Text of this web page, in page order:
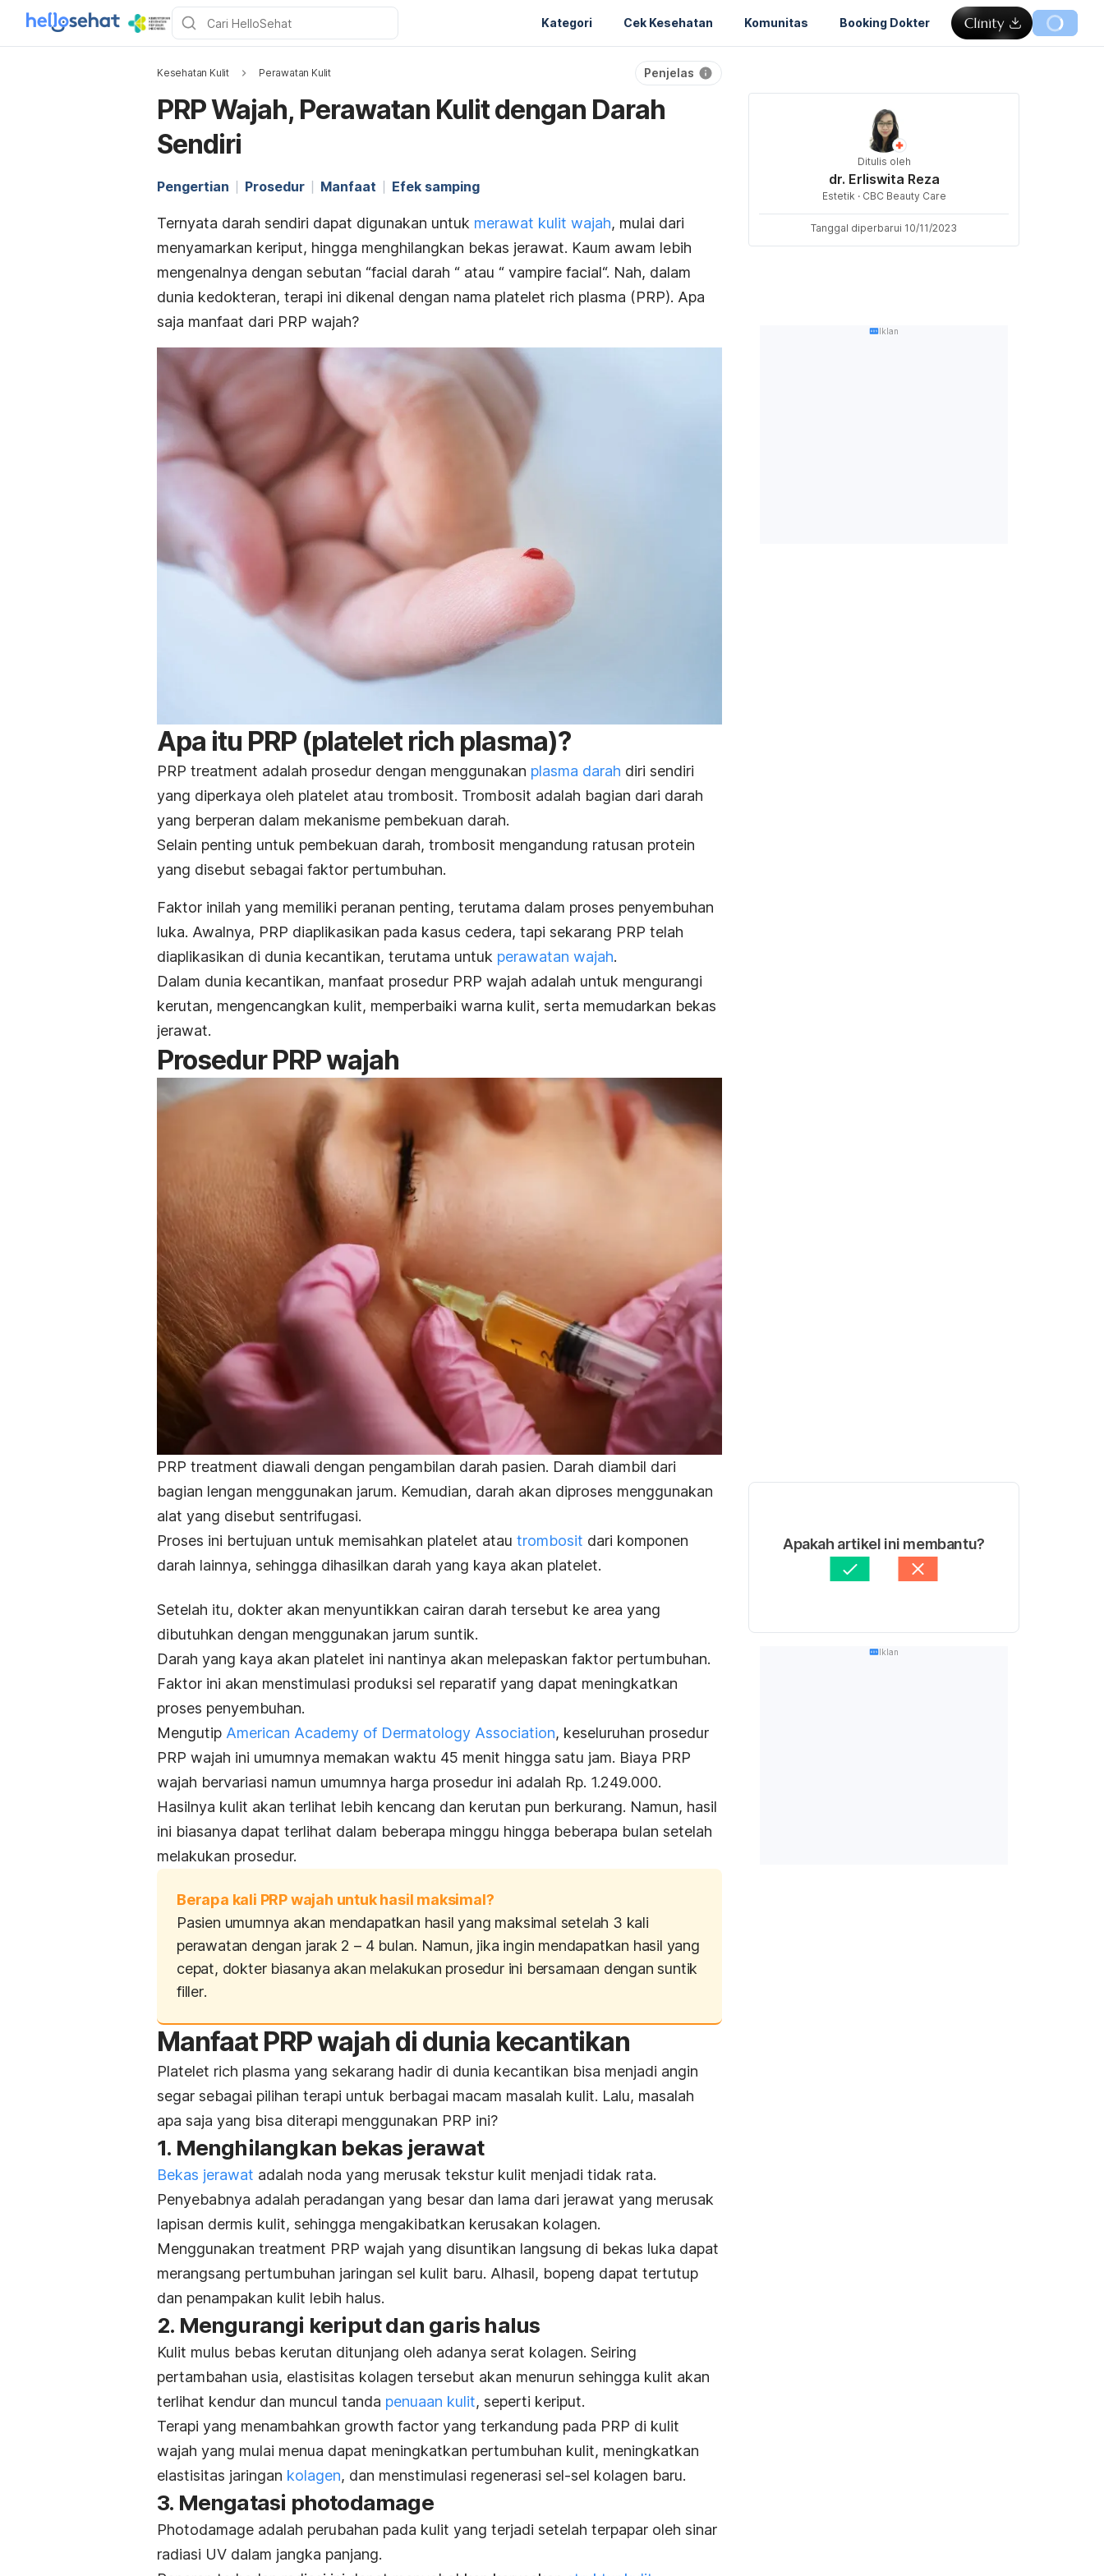
Kategori Cek Kesehatan Komunitas Booking Dokter
Kesehatan Kulit Perawatan Kulit Penjelas
PRP Wajah, Perawatan Kulit dengan Darah
Sendiri
Pengertian Prosedur Manfaat Efek samping
Ternyata darah sendiri dapat digunakan untuk merawat kulit wajah, mulai dari
menyamarkan keriput, hingga menghilangkan bekas jerawat. Kaum awam lebih
mengenalnya dengan sebutan “facial darah “ atau “ vampire facial“. Nah, dalam
dunia kedokteran, terapi ini dikenal dengan nama platelet rich plasma (PRP). Apa
saja manfaat dari PRP wajah?
Apa itu PRP (platelet rich plasma)?
PRP treatment adalah prosedur dengan menggunakan plasma darah diri sendiri
yang diperkaya oleh platelet atau trombosit. Trombosit adalah bagian dari darah
yang berperan dalam mekanisme pembekuan darah.
Selain penting untuk pembekuan darah, trombosit mengandung ratusan protein
yang disebut sebagai faktor pertumbuhan.
Faktor inilah yang memiliki peranan penting, terutama dalam proses penyembuhan
luka. Awalnya, PRP diaplikasikan pada kasus cedera, tapi sekarang PRP telah
diaplikasikan di dunia kecantikan, terutama untuk perawatan wajah.
Dalam dunia kecantikan, manfaat prosedur PRP wajah adalah untuk mengurangi
kerutan, mengencangkan kulit, memperbaiki warna kulit, serta memudarkan bekas
jerawat.
Prosedur PRP wajah
PRP treatment diawali dengan pengambilan darah pasien. Darah diambil dari
bagian lengan menggunakan jarum. Kemudian, darah akan diproses menggunakan
alat yang disebut sentrifugasi.
Proses ini bertujuan untuk memisahkan platelet atau trombosit dari komponen
darah lainnya, sehingga dihasilkan darah yang kaya akan platelet.
Setelah itu, dokter akan menyuntikkan cairan darah tersebut ke area yang
dibutuhkan dengan menggunakan jarum suntik.
Darah yang kaya akan platelet ini nantinya akan melepaskan faktor pertumbuhan.
Faktor ini akan menstimulasi produksi sel reparatif yang dapat meningkatkan
proses penyembuhan.
Mengutip American Academy of Dermatology Association, keseluruhan prosedur
PRP wajah ini umumnya memakan waktu 45 menit hingga satu jam. Biaya PRP
wajah bervariasi namun umumnya harga prosedur ini adalah Rp. 1.249.000.
Hasilnya kulit akan terlihat lebih kencang dan kerutan pun berkurang. Namun, hasil
ini biasanya dapat terlihat dalam beberapa minggu hingga beberapa bulan setelah
melakukan prosedur.
Berapa kali PRP wajah untuk hasil maksimal?
Pasien umumnya akan mendapatkan hasil yang maksimal setelah 3 kali
perawatan dengan jarak 2 – 4 bulan. Namun, jika ingin mendapatkan hasil yang
cepat, dokter biasanya akan melakukan prosedur ini bersamaan dengan suntik
filler.
Manfaat PRP wajah di dunia kecantikan
Platelet rich plasma yang sekarang hadir di dunia kecantikan bisa menjadi angin
segar sebagai pilihan terapi untuk berbagai macam masalah kulit. Lalu, masalah
apa saja yang bisa diterapi menggunakan PRP ini?
1. Menghilangkan bekas jerawat
Bekas jerawat adalah noda yang merusak tekstur kulit menjadi tidak rata.
Penyebabnya adalah peradangan yang besar dan lama dari jerawat yang merusak
lapisan dermis kulit, sehingga mengakibatkan kerusakan kolagen.
Menggunakan treatment PRP wajah yang disuntikan langsung di bekas luka dapat
merangsang pertumbuhan jaringan sel kulit baru. Alhasil, bopeng dapat tertutup
dan penampakan kulit lebih halus.
2. Mengurangi keriput dan garis halus
Kulit mulus bebas kerutan ditunjang oleh adanya serat kolagen. Seiring
pertambahan usia, elastisitas kolagen tersebut akan menurun sehingga kulit akan
terlihat kendur dan muncul tanda penuaan kulit, seperti keriput.
Terapi yang menambahkan growth factor yang terkandung pada PRP di kulit
wajah yang mulai menua dapat meningkatkan pertumbuhan kulit, meningkatkan
elastisitas jaringan kolagen, dan menstimulasi regenerasi sel-sel kolagen baru.
3. Mengatasi photodamage
Photodamage adalah perubahan pada kulit yang terjadi setelah terpapar oleh sinar
radiasi UV dalam jangka panjang.
Ditulis oleh
dr. Erliswita Reza
Estetik · CBC Beauty Care
Tanggal diperbarui 10/11/2023
Iklan
Apakah artikel ini membantu?
Iklan